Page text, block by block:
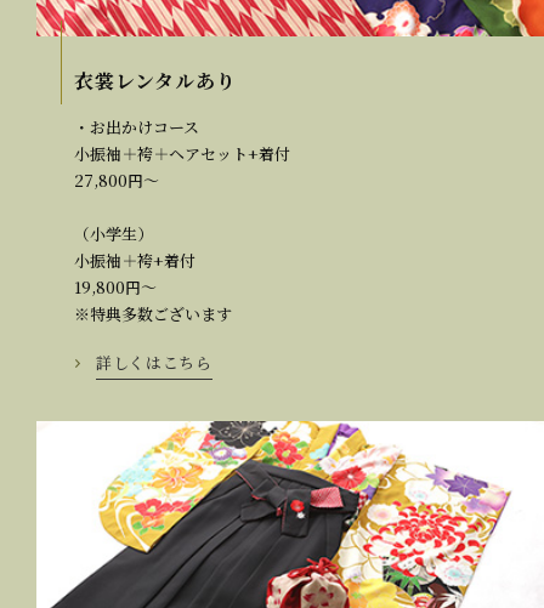
衣裳レンタルあり
・お出かけコース
小振袖＋袴＋ヘアセット+着付
27,800円～
（小学生）
小振袖＋袴+着付
19,800円～
※特典多数ございます
詳しくはこちら